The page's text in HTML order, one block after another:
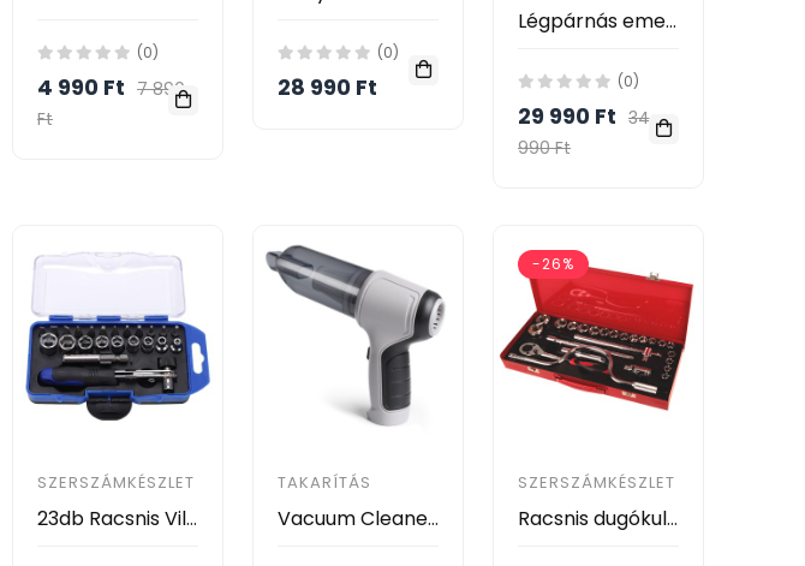
(0)
4 990 Ft 7 890
Ft
(0)
28 990 Ft
Légpárnás emelő 3,5T KIMIYO®
(0)
29 990 Ft 34
990 Ft
SZERSZÁMKÉSZLET
23db Racsnis Villáskulcs-kulcsos Fúró-kombinációs Készlet - Tökéletes Autó- És Kerékpárjavításhoz!
TAKARÍTÁS
Vacuum Cleaner 3 az 1-ben hordozható mini kézi Porszívó - vákuumkompresszor JJ-107
-26%
SZERSZÁMKÉSZLET
Racsnis dugókulcs készlet Fém dobozos - 24db 1/2'' Dr.